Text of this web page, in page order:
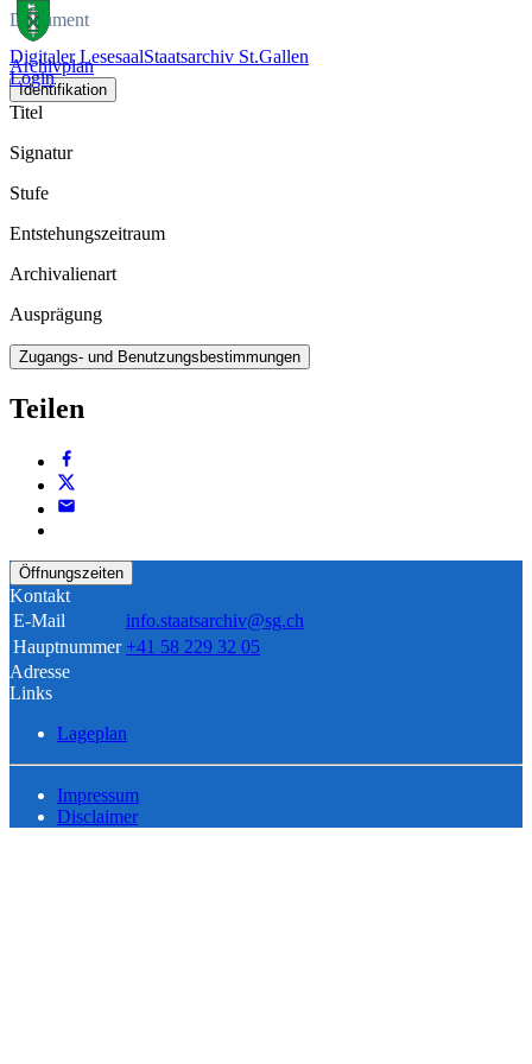
Digitaler LesesaalStaatsarchiv St.Gallen
Login
Dokument
Archivplan
Identifikation
Titel
Signatur
Stufe
Entstehungszeitraum
Archivalienart
Ausprägung
Zugangs- und Benutzungsbestimmungen
Teilen
Öffnungszeiten
Kontakt
E-Mail
info.staatsarchiv@sg.ch
Hauptnummer +41 58 229 32 05
Adresse
Links
Lageplan
Impressum
Disclaimer